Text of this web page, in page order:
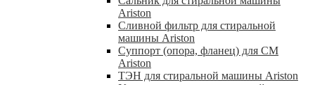
Ariston
Сливной фильтр для стиральной
машины Ariston
Суппорт (опора, фланец) для СМ
Ariston
ТЭН для стиральной машины Ariston